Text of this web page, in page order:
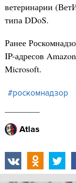
ветеринарии
типа DDoS.
Ранее
IP-адресов
Microsoft.
#роскомнадзор
Atlas